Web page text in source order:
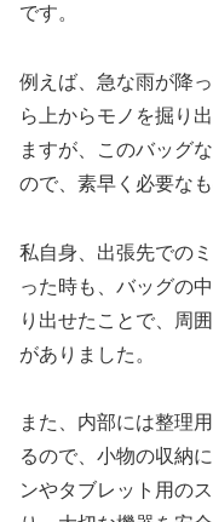
です。
例えば、急な雨が降
ら上からモノを掘り
ますが、このバッグ
ので、素早く必要な
私自身、出張先での
った時も、バッグの
り出せたことで、周
がありました。
また、内部には整理
るので、小物の収納
ンやタブレット用の